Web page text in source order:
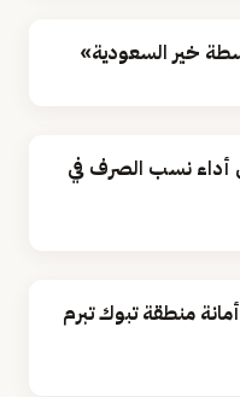
خير السعودية»
تحقق نسبة 100% في أداء نسب الصرف في
ريال.. أمانة منطقة تبوك تبرم